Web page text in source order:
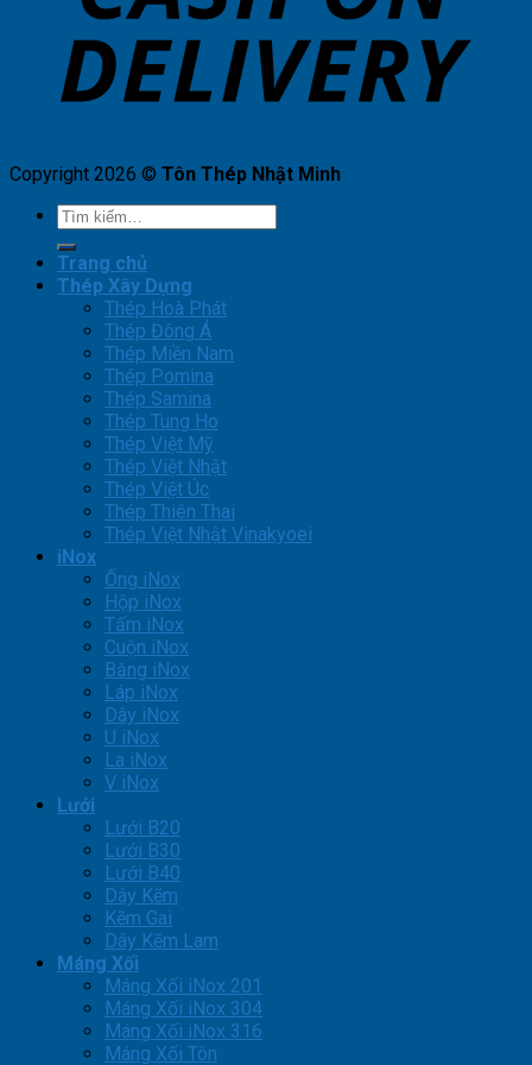
Copyright 2026 © Tôn Thép Nhật Minh
Tìm
kiếm:
Trang chủ
Thép Xây Dựng
Thép Hoà Phát
Thép Đông Á
Thép Miền Nam
Thép Pomina
Thép Samina
Thép Tung Ho
Thép Việt Mỹ
Thép Việt Nhật
Thép Việt Úc
Thép Thiên Thai
Thép Việt Nhật Vinakyoei
iNox
Ống iNox
Hộp iNox
Tấm iNox
Cuộn iNox
Băng iNox
Láp iNox
Dây iNox
U iNox
La iNox
V iNox
Lưới
Lưới B20
Lưới B30
Lưới B40
Dây Kẽm
Kẽm Gai
Dây Kẽm Lam
Máng Xối
Máng Xối iNox 201
Máng Xối iNox 304
Máng Xối iNox 316
Máng Xối Tôn